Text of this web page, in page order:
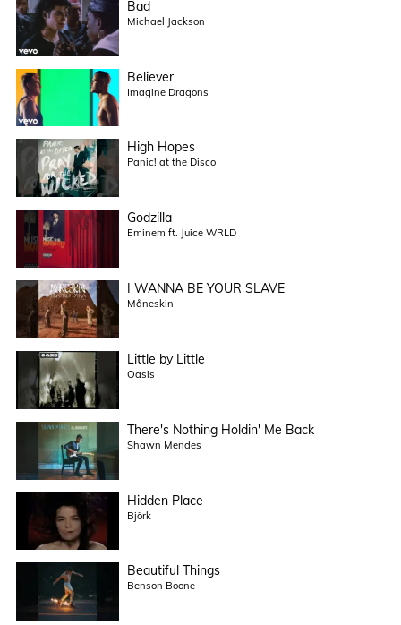
Bad
Michael Jackson
Believer
Imagine Dragons
High Hopes
Panic! at the Disco
Godzilla
Eminem ft. Juice WRLD
I WANNA BE YOUR SLAVE
Måneskin
Little by Little
Oasis
There's Nothing Holdin' Me Back
Shawn Mendes
Hidden Place
Björk
Beautiful Things
Benson Boone